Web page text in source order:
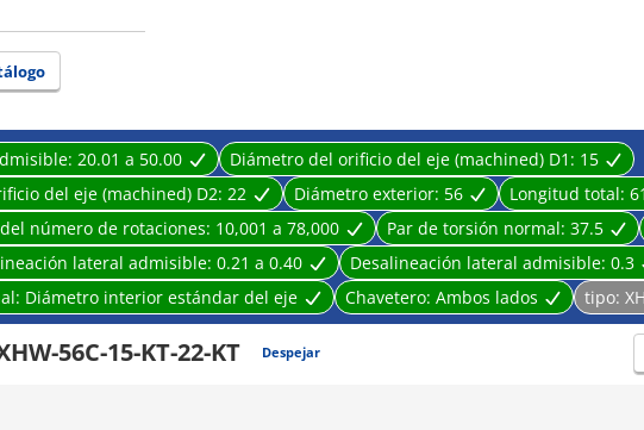
20.01 a 50.00 Diámetro del orificio del eje (machined) D1: 15
del eje (machined) D2: 22 Diámetro exterior: 56 Longitud total:
número de rotaciones: 10,001 a 78,000 Par de torsión normal: 37.5
lateral admisible: 0.21 a 0.40 Desalineación lateral admisible: 0.3
Diámetro interior estándar del eje Chavetero: Ambos lados tipo:
56C-15-KT-22-KT Despejar